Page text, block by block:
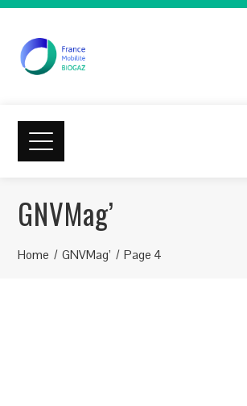
GNVMag’
Home GNVMag’ Page 4